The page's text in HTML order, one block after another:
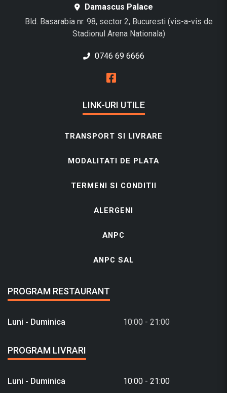
Damascus Palace
Bld. Basarabia nr. 98, sector 2, Bucuresti (vis-a-vis de
Stadionul Arena Nationala)
0746 69 6666
LINK-URI UTILE
TRANSPORT SI LIVRARE
MODALITATI DE PLATA
TERMENI SI CONDITII
ALERGENI
ANPC
ANPC SAL
PROGRAM RESTAURANT
Luni - Duminica 10:00 - 21:00
PROGRAM LIVRARI
Luni - Duminica 10:00 - 21:00